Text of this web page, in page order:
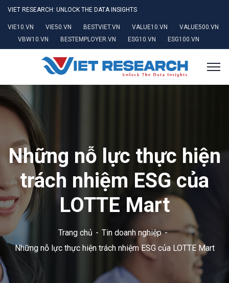
VIET RESEARCH: UNLOCK THE DATA INSIGHTS
VIE10.VN VIE50.VN BESTVIET.VN VALUE10.VN
VALUE500.VN
VBW10.VN
BESTEMPLOYER.VN ESG10.VN ESG100.VN
Những nỗ lực thực hiện
trách nhiệm ESG của
LOTTE Mart
Trang chủ
Tin doanh nghiệp
Những nỗ lực thực hiện trách nhiệm ESG của LOTTE Mart